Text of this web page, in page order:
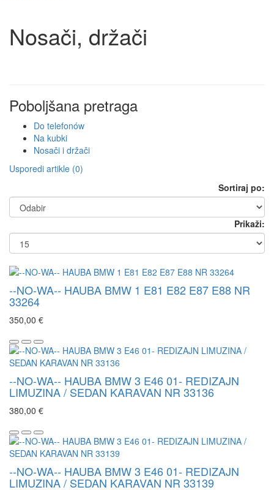
Nosači, držači
Poboljšana pretraga
Do telefonów
Na kubki
Nosači i držači
Usporedi artikle (0)
Sortiraj po:
Prikaži:
--NO-WA-- HAUBA BMW 1 E81 E82 E87 E88 NR
33264
350,00 €
--NO-WA-- HAUBA BMW 3 E46 01- REDIZAJN
LIMUZINA / SEDAN KARAVAN NR 33136
380,00 €
--NO-WA-- HAUBA BMW 3 E46 01- REDIZAJN
LIMUZINA / SEDAN KARAVAN NR 33139